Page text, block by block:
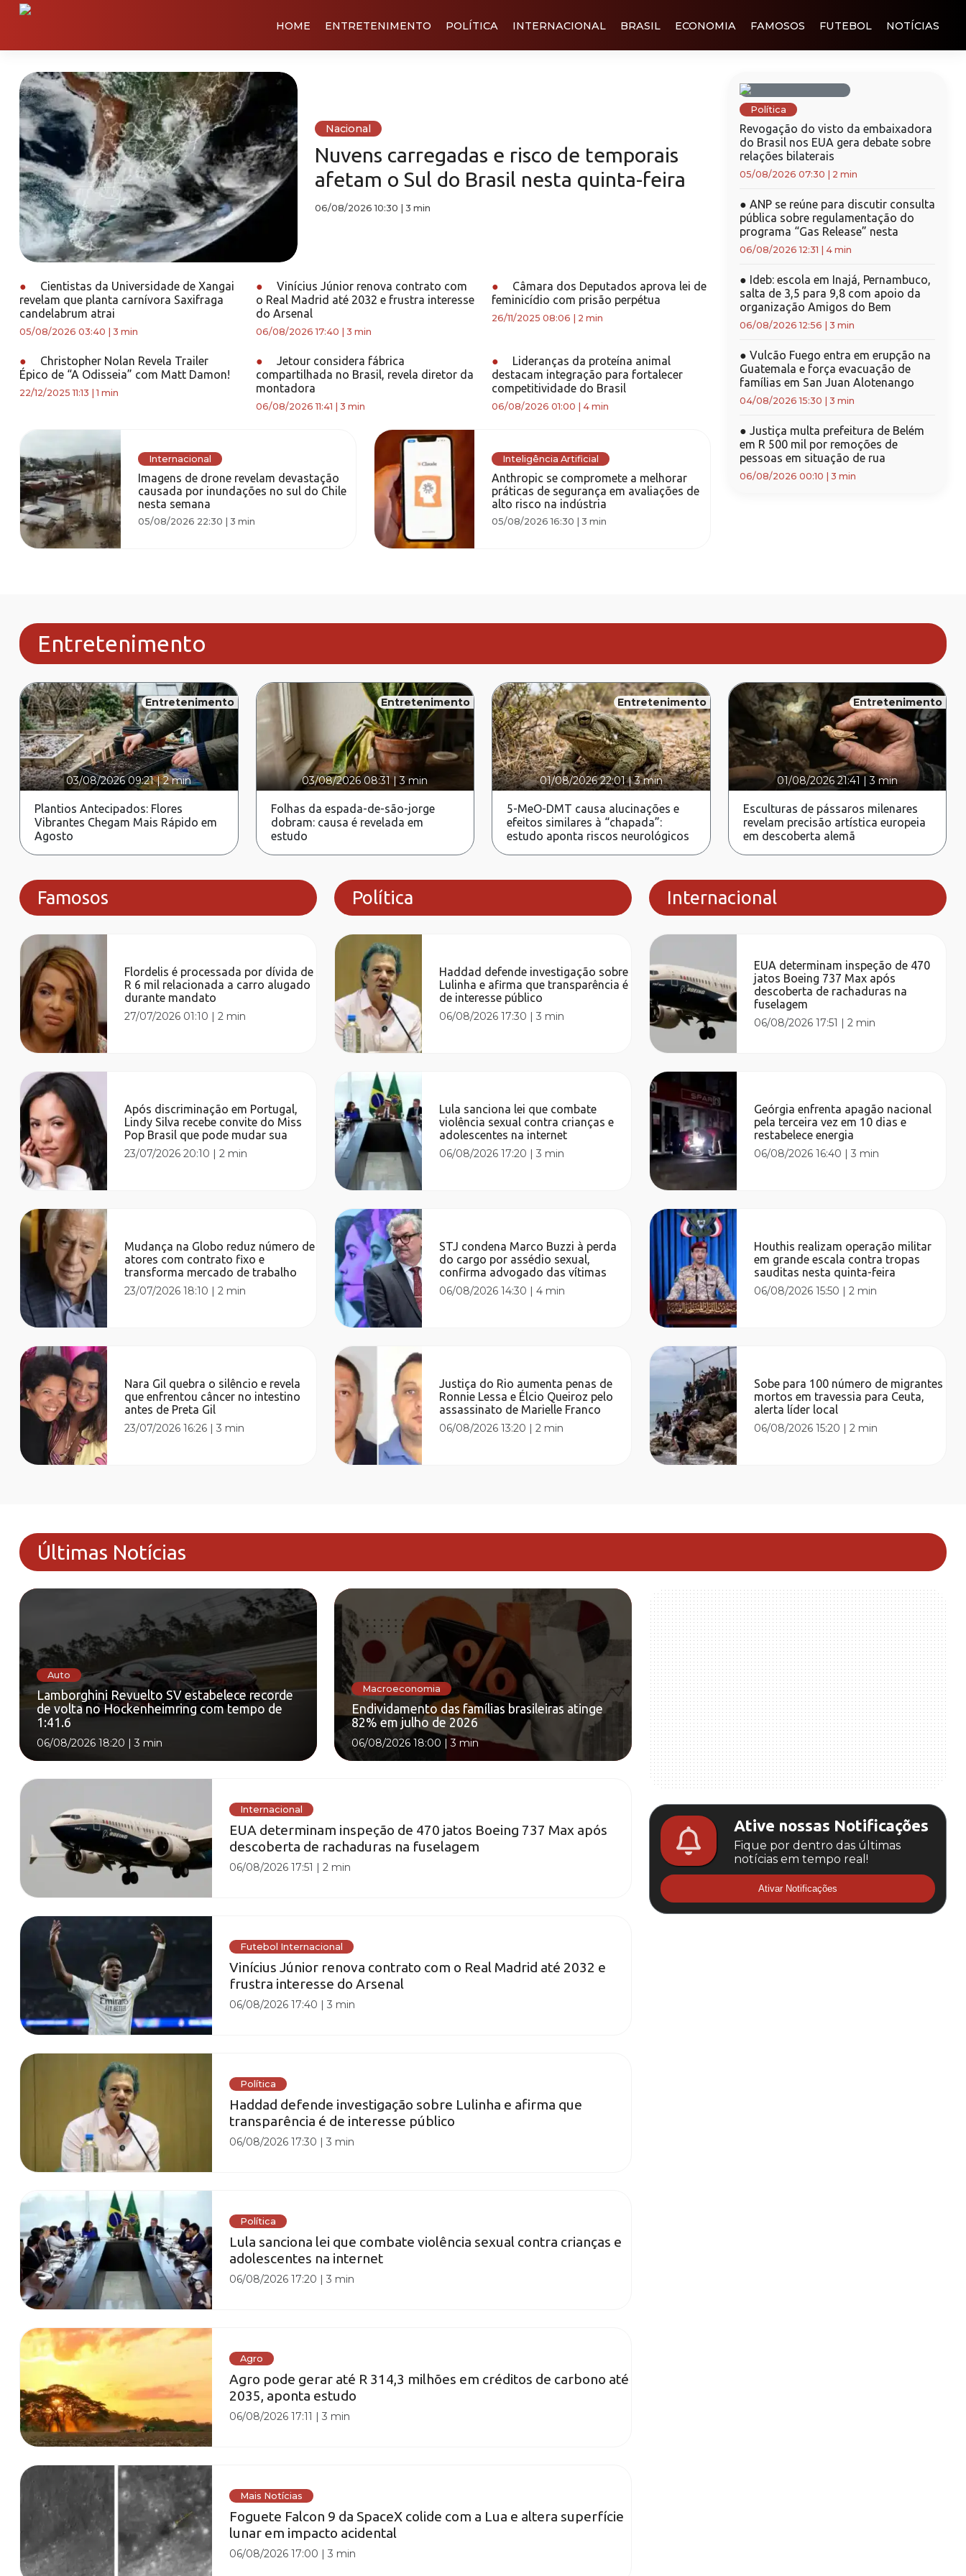
HOME ENTRETENIMENTO POLÍTICA INTERNACIONAL BRASIL ECONOMIA FAMOSOS FUTEBOL NOTÍCIAS
Nacional
Nuvens carregadas e risco de temporais
afetam o Sul do Brasil nesta quinta-feira
06/08/2026 10:30 3 min
●
Cientistas da Universidade de Xangai
revelam que planta carnívora Saxifraga
candelabrum atrai
05/08/2026 03:40 3 min
●
Vinícius Júnior renova contrato com
o Real Madrid até 2032 e frustra interesse
do Arsenal
06/08/2026 17:40 3 min
●
Câmara dos Deputados aprova lei de
feminicídio com prisão perpétua
26/11/2025 08:06 2 min
●
Christopher Nolan Revela Trailer
Épico de “A Odisseia” com Matt Damon!
22/12/2025 11:13 |1 min
●
Jetour considera fábrica
compartilhada no Brasil, revela diretor da
montadora
06/08/2026 11:41 3 min
●
Lideranças da proteína animal
destacam integração para fortalecer
competitividade do Brasil
06/08/2026 01:00 4 min
Internacional
Imagens de drone revelam devastação
causada por inundações no sul do Chile
nesta semana
05/08/2026 22:30 | 3 min
Inteligência Artificial
Anthropic se compromete a melhorar
práticas de segurança em avaliações de
alto risco na indústria
05/08/2026 16:30 |3 min
Política
Revogação do visto da embaixadora
do Brasil nos EUA gera debate sobre
relações bilaterais
05/08/2026 07:30 2 min
● ANP se reúne para discutir consulta
pública sobre regulamentação do
programa “Gas Release” nesta
06/08/2026 12:31 4 min
● Ideb: escola em Inajá, Pernambuco,
salta de 3,5 para 9,8 com apoio da
organização Amigos do Bem
06/08/2026 12:56 3 min
● Vulcão Fuego entra em erupção na
Guatemala e força evacuação de
famílias em San Juan Alotenango
04/08/2026 15:30 3 min
● Justiça multa prefeitura de Belém
em R 500 mil por remoções de
pessoas em situação de rua
06/08/2026 00:10 3 min
Entretenimento
Entretenimento
03/08/2026 09:21|2 min
Plantios Antecipados: Flores
Vibrantes Chegam Mais Rápido em
Agosto
Entretenimento
03/08/2026 08:31|3 min
Folhas da espada-de-são-jorge
dobram: causa é revelada em
estudo
Entretenimento
01/08/2026 22:01|3 min
5-MeO-DMT causa alucinações e
efeitos similares à “chapada”:
estudo aponta riscos neurológicos
Entretenimento
01/08/2026 21:41 |3 min
Esculturas de pássaros milenares
revelam precisão artística europeia
em descoberta alemã
Famosos
Flordelis é processada por dívida de
R 6 mil relacionada a carro alugado
durante mandato
27/07/2026 01:10 |2 min
Após discriminação em Portugal,
Lindy Silva recebe convite do Miss
Pop Brasil que pode mudar sua
23/07/2026 20:10 |2 min
Mudança na Globo reduz número de
atores com contrato fixo e
transforma mercado de trabalho
23/07/2026 18:10 |2 min
Nara Gil quebra o silêncio e revela
que enfrentou câncer no intestino
antes de Preta Gil
23/07/2026 16:26 |3 min
Política
Haddad defende investigação sobre
Lulinha e afirma que transparência é
de interesse público
06/08/2026 17:30 |3 min
Lula sanciona lei que combate
violência sexual contra crianças e
adolescentes na internet
06/08/2026 17:20 |3 min
STJ condena Marco Buzzi à perda
do cargo por assédio sexual,
confirma advogado das vítimas
06/08/2026 14:30 |4 min
Justiça do Rio aumenta penas de
Ronnie Lessa e Élcio Queiroz pelo
assassinato de Marielle Franco
06/08/2026 13:20 |2 min
Internacional
EUA determinam inspeção de 470
jatos Boeing 737 Max após
descoberta de rachaduras na
fuselagem
06/08/2026 17:51 |2 min
Geórgia enfrenta apagão nacional
pela terceira vez em 10 dias e
restabelece energia
06/08/2026 16:40 |3 min
Houthis realizam operação militar
em grande escala contra tropas
sauditas nesta quinta-feira
06/08/2026 15:50 |2 min
Sobe para 100 número de migrantes
mortos em travessia para Ceuta,
alerta líder local
06/08/2026 15:20 |2 min
Últimas Notícias
Auto
Lamborghini Revuelto SV estabelece recorde
de volta no Hockenheimring com tempo de
1:41.6
06/08/2026 18:20 |3 min
Macroeconomia
Endividamento das famílias brasileiras atinge
82% em julho de 2026
06/08/2026 18:00 |3 min
Internacional
EUA determinam inspeção de 470 jatos Boeing 737 Max após
descoberta de rachaduras na fuselagem
06/08/2026 17:51 |2 min
Futebol Internacional
Vinícius Júnior renova contrato com o Real Madrid até 2032 e
frustra interesse do Arsenal
06/08/2026 17:40 |3 min
Política
Haddad defende investigação sobre Lulinha e afirma que
transparência é de interesse público
06/08/2026 17:30 |3 min
Política
Lula sanciona lei que combate violência sexual contra crianças e
adolescentes na internet
06/08/2026 17:20 |3 min
Agro
Agro pode gerar até R 314,3 milhões em créditos de carbono até
2035, aponta estudo
06/08/2026 17:11 |3 min
Mais Notícias
Foguete Falcon 9 da SpaceX colide com a Lua e altera superfície
lunar em impacto acidental
06/08/2026 17:00 |3 min
Ative nossas Notificações
Fique por dentro das últimas
notícias em tempo real!
Ativar Notificações